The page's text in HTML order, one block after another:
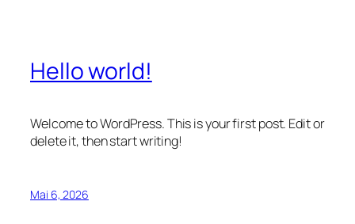
Hello world!
Welcome to WordPress. This is your first post. Edit or
delete it, then start writing!
Mai 6, 2026